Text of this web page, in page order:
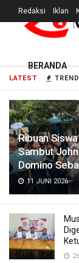
LATEST
Ribuan
Sambut John
Domino
11 JUNI 2026
Redaksi Iklan
BERANDA